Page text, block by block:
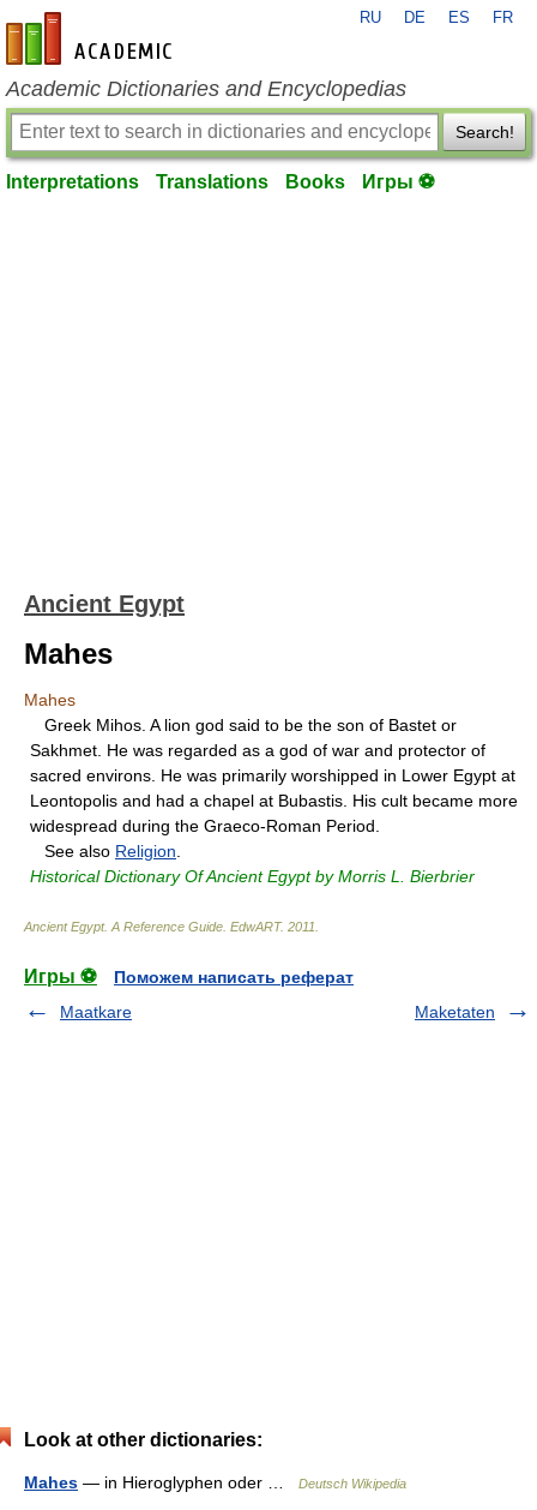
en-academic.com
RU DE ES FR
Academic Dictionaries and Encyclopedias
Search!
Interpretations Translations Books Игры ⚽
Ancient Egypt
Mahes
Mahes
Greek Mihos. A lion god said to be the son of Bastet or
Sakhmet. He was regarded as a god of war and protector of
sacred environs. He was primarily worshipped in Lower Egypt at
Leontopolis and had a chapel at Bubastis. His cult became more
widespread during the Graeco-Roman Period.
See also Religion
Historical Dictionary Of Ancient Egypt by Morris L. Bierbrier
Ancient Egypt. A Reference Guide EdwART. 2011
Игры ⚽
Поможем написать реферат
Maatkare
Maketaten
Look at other dictionaries:
Mahes — in Hieroglyphen oder … Deutsch Wikipedia